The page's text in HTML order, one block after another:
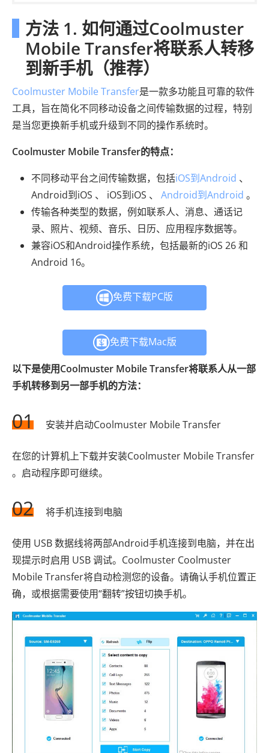
方法 1. 如何通过Coolmuster
Mobile Transfer将联系人转移
到新手机（推荐）
Coolmuster Mobile Transfer是一款多功能且可靠的软件
工具，旨在简化不同移动设备之间传输数据的过程，特别
是当您更换新手机或升级到不同的操作系统时。
Coolmuster Mobile Transfer的特点：
不同移动平台之间传输数据，包括iOS到Android 、
Android到iOS 、 iOS到iOS 、 Android到Android 。
传输各种类型的数据，例如联系人、消息、通话记
录、照片、视频、音乐、日历、应用程序数据等。
兼容iOS和Android操作系统，包括最新的iOS 26 和
Android 16。
免费下载PC版
免费下载Mac版
以下是使用Coolmuster Mobile Transfer将联系人从一部
手机转移到另一部手机的方法：
01 安装并启动Coolmuster Mobile Transfer
在您的计算机上下载并安装Coolmuster Mobile Transfer
。启动程序即可继续。
02 将手机连接到电脑
使用 USB 数据线将两部Android手机连接到电脑，并在出
现提示时启用 USB 调试。Coolmuster Coolmuster
Mobile Transfer将自动检测您的设备。请确认手机位置正
确，或根据需要使用“翻转”按钮切换手机。